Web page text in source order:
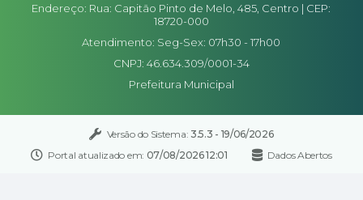
Endereço: Rua: Capitão Pinto de Melo, 485, Centro | CEP:
18720-000
Atendimento: Seg-Sex: 07h30 - 17h00
CNPJ: 46.634.309/0001-34
Prefeitura Municipal
Versão do Sistema: 3.5.3 - 19/06/2026
Portal atualizado em: 07/08/2026 12:01 Dados Abertos